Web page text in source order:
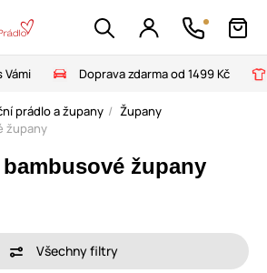
Vámi Doprava zdarma od 1499 Kč
prádlo a župany
Župany
župany
župany
Všechny filtry